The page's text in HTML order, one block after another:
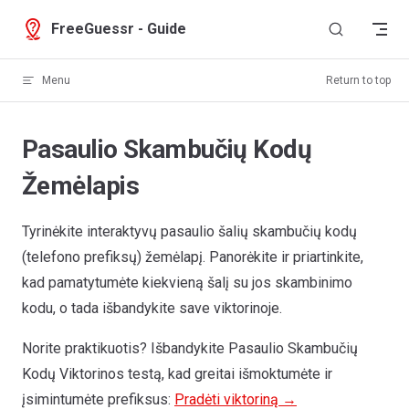
Skip to content
FreeGuessr - Guide
Menu Return to top
Pasaulio Skambučių Kodų
Žemėlapis
Tyrinėkite interaktyvų pasaulio šalių skambučių kodų
(telefono prefiksų) žemėlapį. Panorėkite ir priartinkite,
kad pamatytumėte kiekvieną šalį su jos skambinimo
kodu, o tada išbandykite save viktorinoje.
Norite praktikuotis? Išbandykite Pasaulio Skambučių
Kodų Viktorinos testą, kad greitai išmoktumėte ir
įsimintumėte prefiksus: Pradėti viktoriną →
Greenland
+299